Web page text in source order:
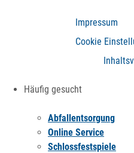
Impressum
Cookie
Häufig gesucht
Abfallentsorgung
Online Service
Schlossfestspiele